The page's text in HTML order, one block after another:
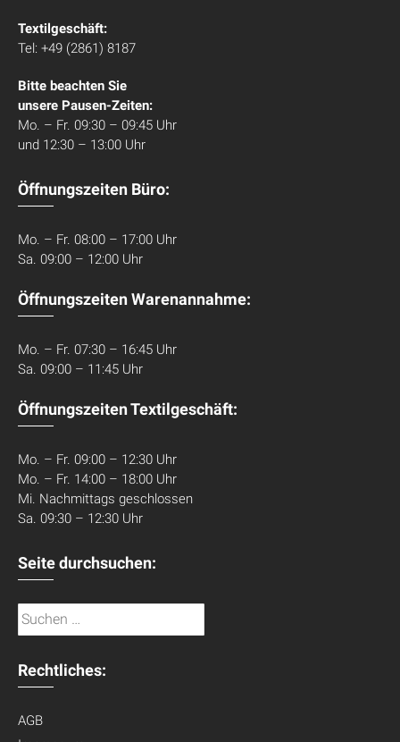
Textilgeschäft:
Tel: +49 (2861) 8187
Bitte beachten Sie
unsere Pausen-Zeiten:
Mo. – Fr. 09:30 – 09:45 Uhr
und 12:30 – 13:00 Uhr
Öffnungszeiten Büro:
Mo. – Fr. 08:00 – 17:00 Uhr
Sa. 09:00 – 12:00 Uhr
Öffnungszeiten Warenannahme:
Mo. – Fr. 07:30 – 16:45 Uhr
Sa. 09:00 – 11:45 Uhr
Öffnungszeiten Textilgeschäft:
Mo. – Fr. 09:00 – 12:30 Uhr
Mo. – Fr. 14:00 – 18:00 Uhr
Mi. Nachmittags geschlossen
Sa. 09:30 – 12:30 Uhr
Seite durchsuchen:
Suchen
nach:
Rechtliches:
AGB